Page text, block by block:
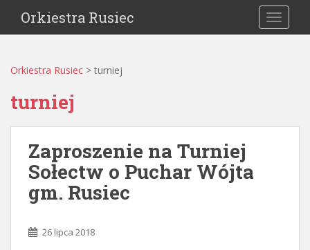
Orkiestra Rusiec
Orkiestra Rusiec > turniej
turniej
Zaproszenie na Turniej
Sołectw o Puchar Wójta
gm. Rusiec
26 lipca 2018